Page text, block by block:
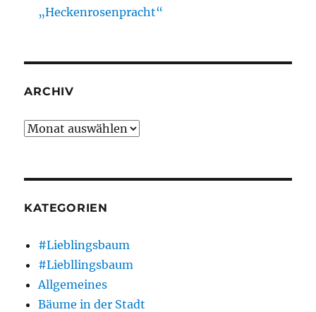
„Heckenrosenpracht“
ARCHIV
Archiv
KATEGORIEN
#Lieblingsbaum
#Liebllingsbaum
Allgemeines
Bäume in der Stadt